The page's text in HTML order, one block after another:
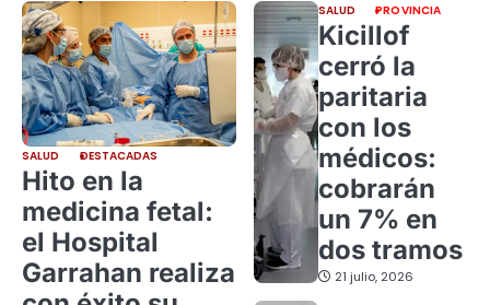
SALUD DESTACADAS
Hito en la
medicina fetal:
el Hospital
Garrahan realiza
SALUD PROVINCIA
Kicillof
cerró la
paritaria
con los
médicos:
cobrarán
un 7% en
dos tramos
21 julio, 2026